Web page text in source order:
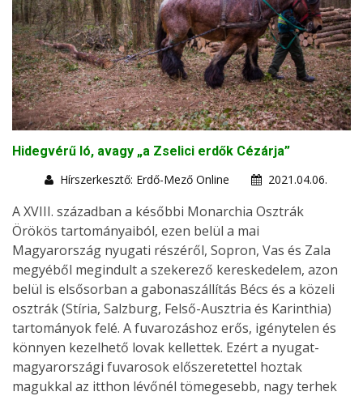
Hidegvérű ló, avagy „a Zselici erdők Cézárja”
Hírszerkesztő: Erdő-Mező Online
2021.04.06.
A XVIII. században a későbbi Monarchia Osztrák
Örökös tartományaiból, ezen belül a mai
Magyarország nyugati részéről, Sopron, Vas és Zala
megyéből megindult a szekerező kereskedelem, azon
belül is elsősorban a gabonaszállítás Bécs és a közeli
osztrák (Stíria, Salzburg, Felső-Ausztria és Karinthia)
tartományok felé. A fuvarozáshoz erős, igénytelen és
könnyen kezelhető lovak kellettek. Ezért a nyugat-
magyarországi fuvarosok előszeretettel hoztak
magukkal az itthon lévőnél tömegesebb, nagy terhek